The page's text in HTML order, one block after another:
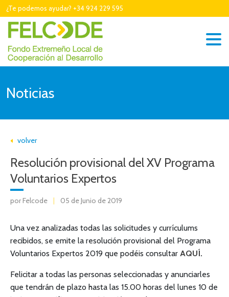
¿Te podemos ayudar? +34 924 229 595
Noticias
volver
Resolución provisional del XV Programa
Voluntarios Expertos
por Felcode | 05 de Junio de 2019
Una vez analizadas todas las solicitudes y currículums
recibidos, se emite la resolución provisional del Programa
Voluntarios Expertos 2019 que podéis consultar AQUÍ.
Felicitar a todas las personas seleccionadas y anunciarles
que tendrán de plazo hasta las 15.00 horas del lunes 10 de